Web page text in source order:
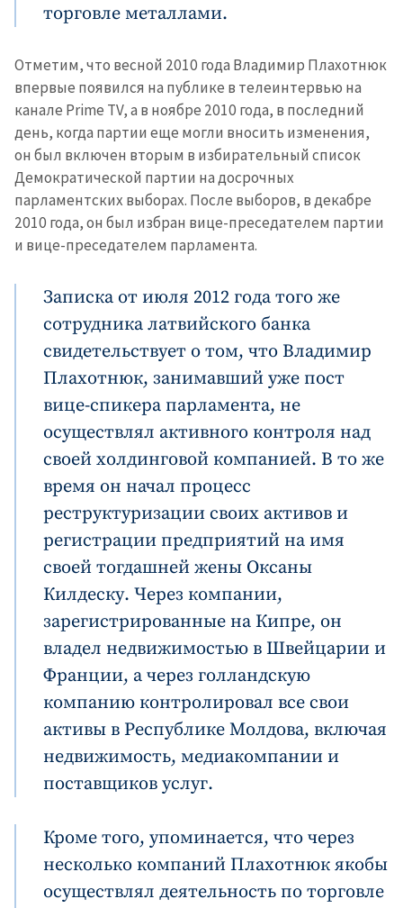
информацию
торговле металлами.
Отметим, что весной 2010 года Владимир Плахотнюк
впервые появился на публике в телеинтервью на
канале Prime TV, а в ноябре 2010 года, в последний
день, когда партии еще могли вносить изменения,
он был включен вторым в избирательный список
Демократической партии на досрочных
парламентских выборах. После выборов, в декабре
2010 года, он был избран вице-преседателем партии
и вице-преседателем парламента.
Записка от июля 2012 года того же
сотрудника латвийского банка
свидетельствует о том, что Владимир
Плахотнюк, занимавший уже пост
вице-спикера парламента, не
осуществлял активного контроля над
своей холдинговой компанией. В то же
время он начал процесс
реструктуризации своих активов и
регистрации предприятий на имя
своей тогдашней жены Оксаны
Килдеску. Через компании,
зарегистрированные на Кипре, он
владел недвижимостью в Швейцарии и
Франции, а через голландскую
компанию контролировал все свои
активы в Республике Молдова, включая
недвижимость, медиакомпании и
поставщиков услуг.
Кроме того, упоминается, что через
несколько компаний Плахотнюк якобы
осуществлял деятельность по торговле